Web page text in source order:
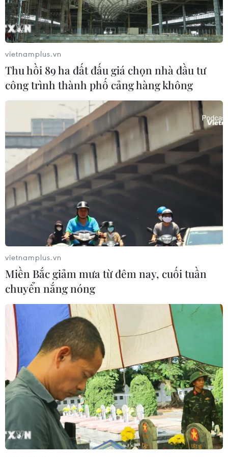
Tổng công tố Brazil yêu cầu điều tra 9 bộ
trưởng trong vụ Petrobras
23/03/2017 02:24
Tổng công tố Brazil Rodrigo Janot đã yêu cầu Tòa án tối
cao điều tra 9 bộ trưởng trong thành phần nội các của
Tổng thống Michel Temer vì tình nghi có liên quan tới vụ
bê bối Petrobras.
Brazil mở rộng điều tra vụ bê bối của Tập
đoàn Petrobras
vietnamplus.vn
Thu hồi 89 ha đất đấu giá chọn nhà đầu tư
công trình thành phố cảng hàng không
vietnamplus.vn
Miền Bắc giảm mưa từ đêm nay, cuối tuần
chuyển nắng nóng